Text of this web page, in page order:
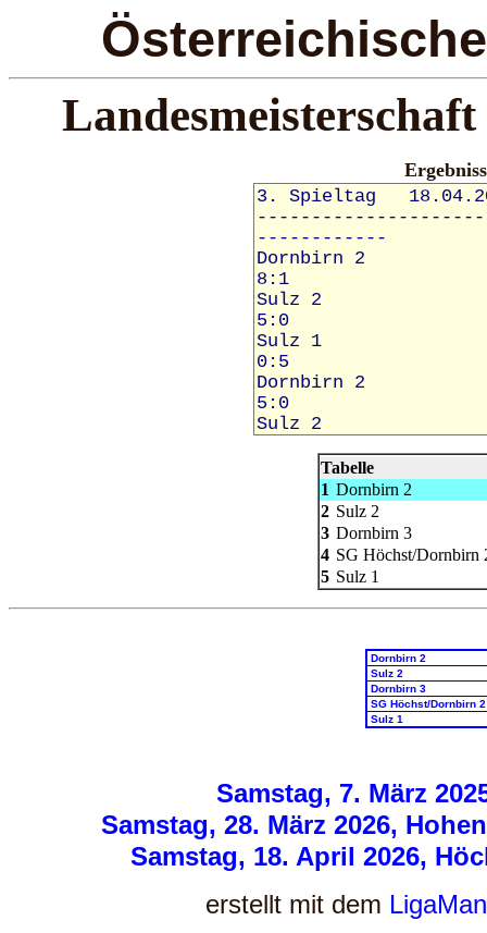
Tabelle
1 Dornbirn 2
2 Sulz 2
3 Dornbirn 3
4 SG Höchst/Dornbirn
5 Sulz 1
Dornbirn 2
Sulz 2
Dornbirn 3
SG Höchst/Dornbirn 2
Sulz 1
Samstag, 7. März
Samstag, 28. März 2026,
Samstag, 18. April 2026,
erstellt mit dem